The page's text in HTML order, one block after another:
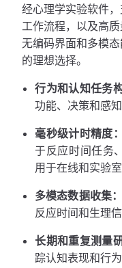
经心理学实验软件
工作流程，以及高
无编码界面和多模
的理想选择。
行为和认知任务构
功能、决策和感
毫秒级计时精度：
于反应时间任务
用于在线和实验室
多模态数据收集：
反应时间和生理
长期和重复测量研
踪认知表现和行